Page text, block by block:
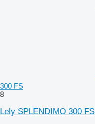
300 FS
8
Lely SPLENDIMO 300 FS